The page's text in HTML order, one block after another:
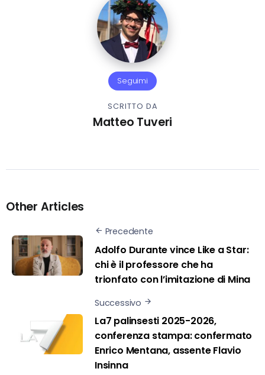
Seguimi
SCRITTO DA
Matteo Tuveri
Other Articles
Precedente
Adolfo Durante vince Like a Star:
chi è il professore che ha
trionfato con l’imitazione di Mina
Successivo
La7 palinsesti 2025-2026,
conferenza stampa: confermato
Enrico Mentana, assente Flavio
Insinna